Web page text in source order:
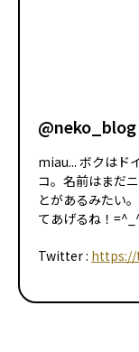
@neko_blog
miau... ボクはド
コ。名前はまだ
とがあるみたい
てあげるね！
Twitter :